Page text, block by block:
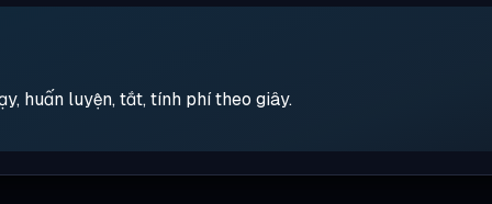
huấn luyện, tắt, tính phí theo giây.